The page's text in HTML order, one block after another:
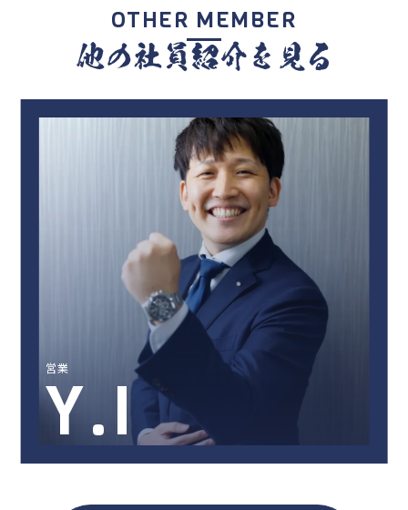
OTHER MEMBER
他の社員紹介を見る
営業
Y.I